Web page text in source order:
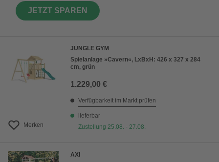
JETZT SPAREN
Merken
JUNGLE GYM
Spielanlage »Cavern«, LxBxH: 426 x 327 x 284
cm, grün
1.229,00 €
Verfügbarkeit im Markt prüfen
lieferbar
Zustellung 25.08. - 27.08.
AXI